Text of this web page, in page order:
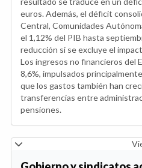
euros. Además, el déficit
Central, Comunidades
el 1,12% del PIB hasta
reducción si se excluye el
Los ingresos no financieros del
8,6%, impulsados
que los gastos también han
transferencias entre
pensiones.